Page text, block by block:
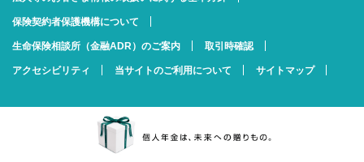
保険契約者保護機構について
生命保険相談所（金融ADR）のご案内 取引時確認
アクセシビリティ 当サイトのご利用について サイトマップ